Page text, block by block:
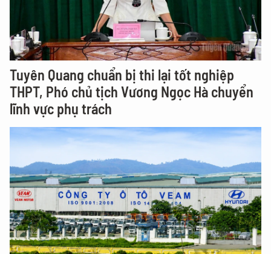
Tuyên Quang chuẩn bị thi lại tốt nghiệp
THPT, Phó chủ tịch Vương Ngọc Hà chuyển
lĩnh vực phụ trách